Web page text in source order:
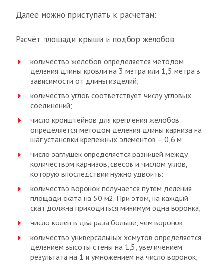
Далее можно приступать к расчетам:
Расчёт площади крыши и подбор желобов
количество желобов определяется методом
деления длины кровли на 3 метра или 1,5 метра в
зависимости от длины изделий;
количество углов соответствует числу угловых
соединений;
число кронштейнов для крепления желобов
определяется методом деления длины карниза на
шаг установки крепежных элементов – 0,6 м;
число заглушек определяется разницей между
количеством карнизов, свесов и числом углов,
которую впоследствии нужно удвоить;
количество воронок получается путем деления
площади ската на 50 м2. При этом, на каждый
скат должна приходиться минимум одна воронка;
число колен в два раза больше, чем воронок;
количество универсальных хомутов определяется
делением высоты стены на 1,5, увеличением
результата на 1 и умножением на число воронок;